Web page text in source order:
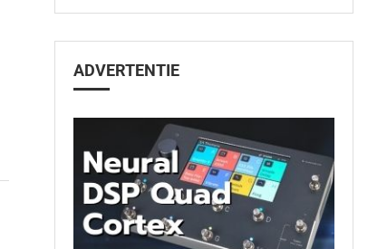
ADVERTENTIE